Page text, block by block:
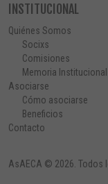
INSTITUCIONAL
Quiénes Somos
Socixs
Comisiones
Memoria Institucional
Asociarse
Cómo asociarse
Beneficios
Contacto
AsAECA © 2026. Todos